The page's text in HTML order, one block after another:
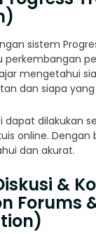
sistem
mengetahui
dan siapa
dapat dilakukan
online. Dengan
dan akurat.
&
Forums